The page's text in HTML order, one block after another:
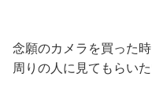
念願のカメラを買った
周りの人に見てもらいた